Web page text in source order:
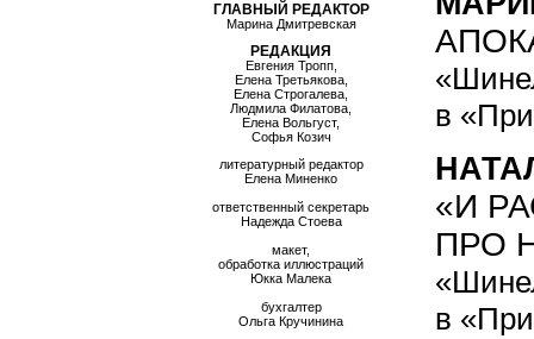
ГЛАВНЫЙ РЕДАКТОР
Марина Дмитревская
РЕДАКЦИЯ
Евгения Тропп,
Елена Третьякова,
Елена Строгалева,
Людмила Филатова,
Елена Вольгуст,
Софья Козич
литературный редактор
Елена Миненко
ответственный секретарь
Надежда Стоева
макет,
обработка иллюстраций
Юкка Малека
бухгалтер
Ольга Кручинина
в
«И
ПРО
в